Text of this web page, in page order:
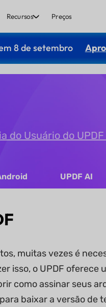
Recursos Preços
8 de setembro
do Usuário do UPDF
UPDF AI
muitas vezes é
isso, o UPDF oferece
como assinar seus
para baixar a versão de